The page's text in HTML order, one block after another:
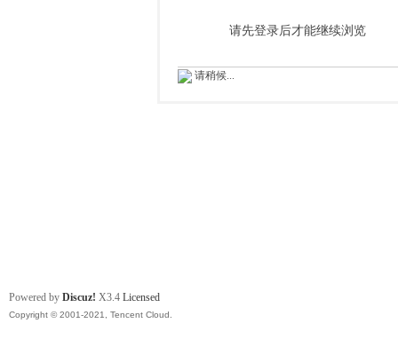
索
请先登录后才能继续浏览
请稍候...
Powered by Discuz! X3.4 Licensed
Copyright © 2001-2021, Tencent Cloud.